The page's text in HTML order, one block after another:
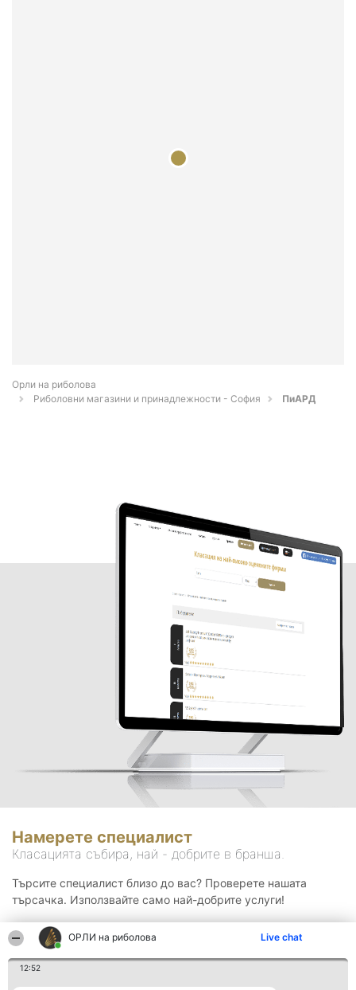
ОРЛИ на риболова Live chat
12:52
Орли на риболова
Риболовни магазини и принадлежности - София
ПиАРД
Намерете специалист
Класацията събира, най - добрите в бранша.
Търсите специалист близо до вас? Проверете нашата
търсачка. Използвайте само най-добрите услуги!